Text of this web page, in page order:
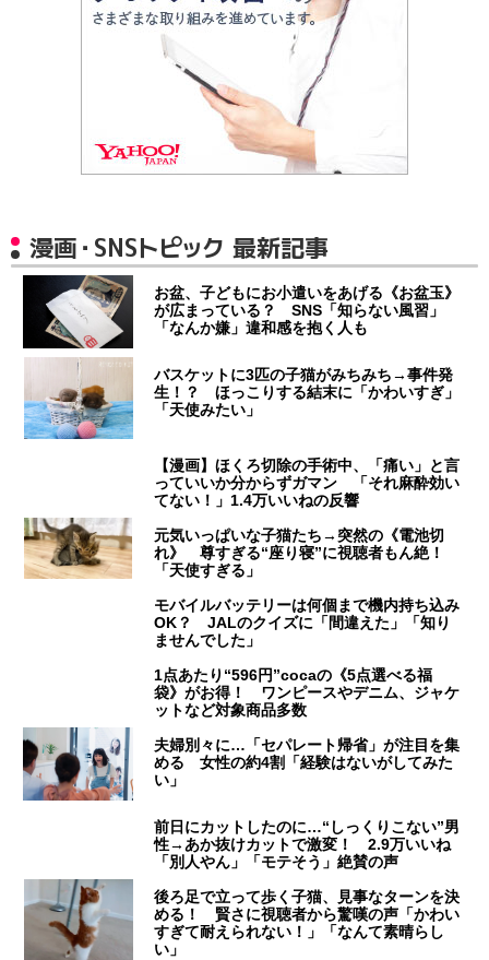
漫画・SNSトピック 最新記事
お盆、子どもにお小遣いをあげる《お盆玉》
が広まっている？ SNS「知らない風習」
「なんか嫌」違和感を抱く人も
バスケットに3匹の子猫がみちみち→事件発
生！？ ほっこりする結末に「かわいすぎ」
「天使みたい」
【漫画】ほくろ切除の手術中、「痛い」と言
っていいか分からずガマン 「それ麻酔効い
てない！」1.4万いいねの反響
元気いっぱいな子猫たち→突然の《電池切
れ》 尊すぎる“座り寝”に視聴者もん絶！
「天使すぎる」
モバイルバッテリーは何個まで機内持ち込み
OK？ JALのクイズに「間違えた」「知り
ませんでした」
1点あたり“596円”cocaの《5点選べる福
袋》がお得！ ワンピースやデニム、ジャケ
ットなど対象商品多数
夫婦別々に…「セパレート帰省」が注目を集
める 女性の約4割「経験はないがしてみた
い」
前日にカットしたのに…“しっくりこない”男
性→あか抜けカットで激変！ 2.9万いいね
「別人やん」「モテそう」絶賛の声
後ろ足で立って歩く子猫、見事なターンを決
める！ 賢さに視聴者から驚嘆の声「かわい
すぎて耐えられない！」「なんて素晴らし
い」